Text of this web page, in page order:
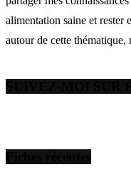
alimentation saine et rester
autour de cette thématique,